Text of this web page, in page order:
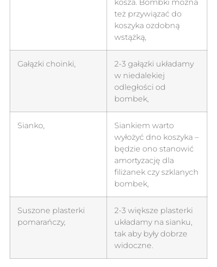
kosza. Bombki można
też przywiązać do
koszyka ozdobną
wstążką,
Gałązki choinki,
2-3 gałązki układamy
w niedalekiej
odległości od
bombek,
Sianko,
Siankiem warto
wyłożyć dno koszyka –
będzie ono stanowić
amortyzację dla
filiżanek czy szklanych
bombek,
Suszone plasterki
pomarańczy,
2-3 większe plasterki
układamy na sianku,
tak aby były dobrze
widoczne.